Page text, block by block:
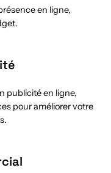
en ligne,
publicité en ligne,
pour améliorer votre